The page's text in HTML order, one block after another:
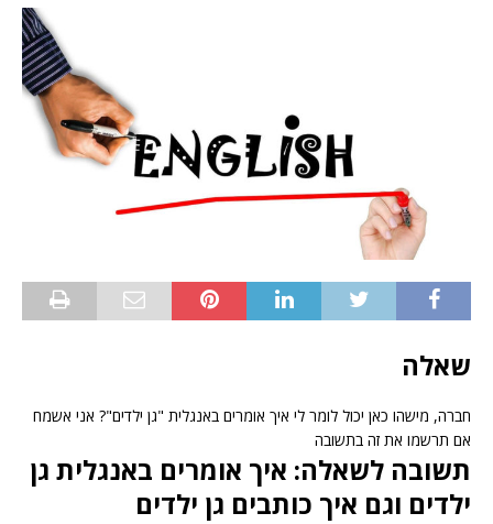
שאלה
חברה, מישהו כאן יכול לומר לי איך אומרים באנגלית "גן ילדים"? אני אשמח
אם תרשמו את זה בתשובה
תשובה לשאלה: איך אומרים באנגלית גן
ילדים וגם איך כותבים גן ילדים